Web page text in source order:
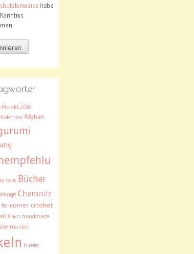
habe
Projekt 2020
Afghan
local Bücher
Chemnitz
to corner crochet
Garn handmade
Kinder